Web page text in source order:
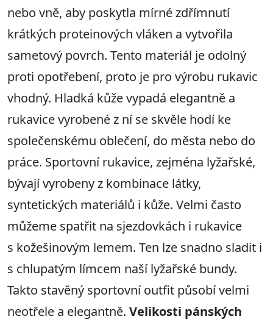
nebo vně, aby poskytla mírné zdřímnutí
krátkých proteinových vláken a vytvořila
sametový povrch. Tento materiál je odolný
proti opotřebení, proto je pro výrobu rukavic
vhodný. Hladká kůže vypadá elegantně a
rukavice vyrobené z ní se skvěle hodí ke
společenskému oblečení, do města nebo do
práce. Sportovní rukavice, zejména lyžařské,
bývají vyrobeny z kombinace látky,
syntetických materiálů i kůže. Velmi často
můžeme spatřit na sjezdovkách i rukavice
s kožešinovým lemem. Ten lze snadno sladit i
s chlupatým límcem naší lyžařské bundy.
Takto stavěný sportovní outfit působí velmi
neotřele a elegantně. Velikosti pánských